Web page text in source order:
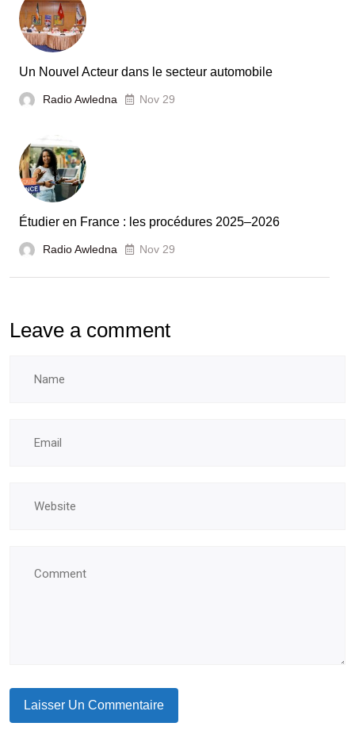
France
et
écoles
Un Nouvel Acteur dans le secteur automobile
Radio Awledna Nov 29
Étudier en France : les procédures 2025–2026
Radio Awledna Nov 29
Leave a comment